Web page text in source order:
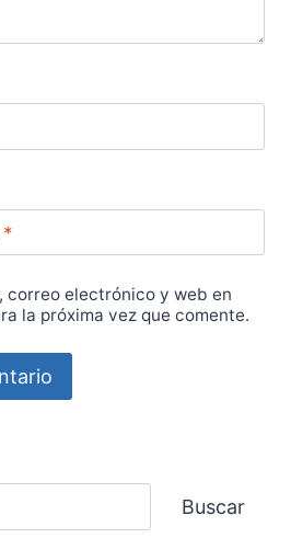
*
correo electrónico y web en
la próxima vez que comente.
Buscar